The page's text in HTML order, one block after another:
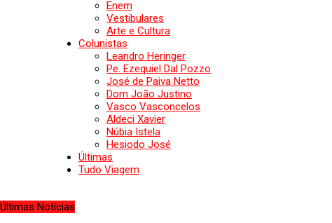
Enem
Vestibulares
Arte e Cultura
Colunistas
Leandro Heringer
Pe. Ezequiel Dal Pozzo
José de Paiva Netto
Dom João Justino
Vasco Vasconcelos
Aldeci Xavier
Núbia Istela
Hesiodo José
Últimas
Tudo Viagem
Últimas Notícias